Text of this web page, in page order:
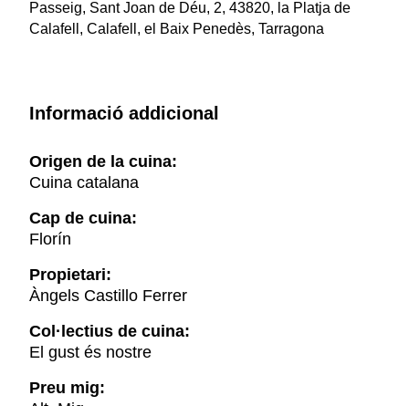
Passeig, Sant Joan de Déu, 2, 43820, la Platja de
Calafell, Calafell, el Baix Penedès, Tarragona
Informació addicional
Origen de la cuina:
Cuina catalana
Cap de cuina:
Florín
Propietari:
Àngels Castillo Ferrer
Col·lectius de cuina:
El gust és nostre
Preu mig: